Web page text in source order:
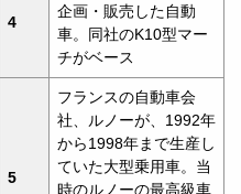
4
企画・販売した自動
車。同社のK10型マー
チがベース
5
フランスの自動車会
社、ルノーが、1992年
から1998年まで生産し
ていた大型乗用車。当
時のルノーの最高級車